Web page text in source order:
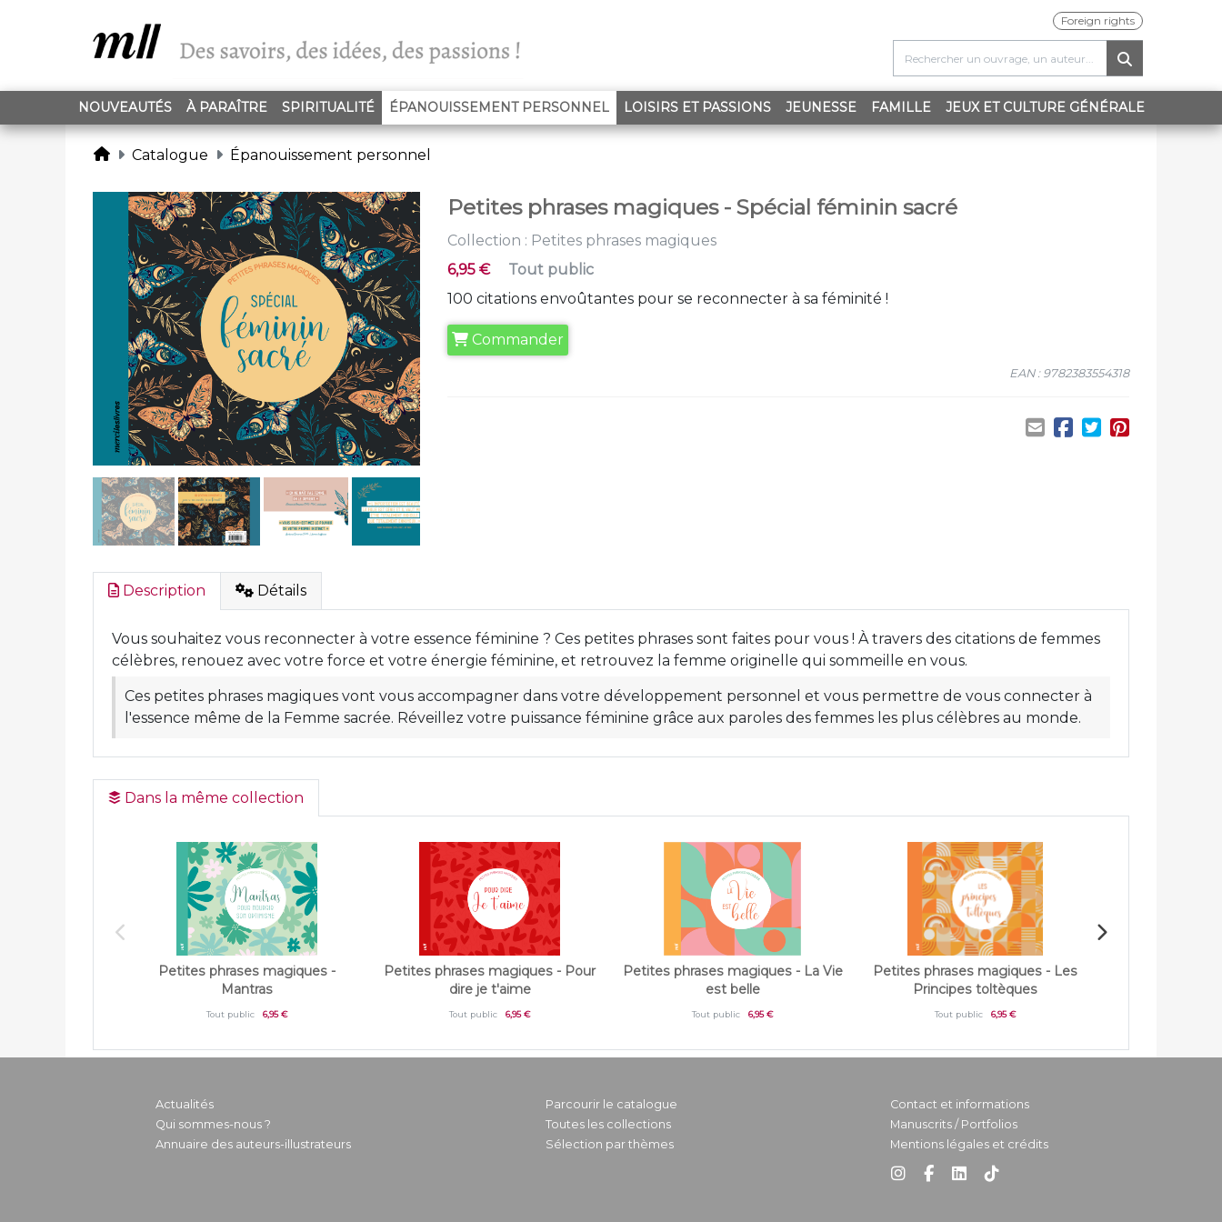
Foreign rights
NOUVEAUTÉS À PARAÎTRE SPIRITUALITÉ ÉPANOUISSEMENT PERSONNEL(CURRENT)
LOISIRS ET PASSIONS JEUNESSE FAMILLE JEUX ET CULTURE GÉNÉRALE
Catalogue Épanouissement personnel
Petites phrases magiques - Spécial féminin sacré
Collection : Petites phrases magiques
6,95 €
Tout public
100 citations envoûtantes pour se reconnecter à sa féminité !
Commander
EAN : 9782383554318
Description Détails
Vous souhaitez vous reconnecter à votre essence féminine ? Ces petites phrases sont faites pour vous ! À travers des citations de femmes
célèbres, renouez avec votre force et votre énergie féminine, et retrouvez la femme originelle qui sommeille en vous.
Ces petites phrases magiques vont vous accompagner dans votre développement personnel et vous permettre de vous connecter à
l'essence même de la Femme sacrée. Réveillez votre puissance féminine grâce aux paroles des femmes les plus célèbres au monde.
Dans la même collection
Petites phrases magiques -
Mantras
Tout public 6,95 €
Petites phrases magiques - Pour
dire je t'aime
Tout public 6,95 €
Petites phrases magiques - La Vie
est belle
Tout public 6,95 €
Petites phrases magiques - Les
Principes toltèques
Tout public 6,95 €
Actualités
Qui sommes-nous ?
Annuaire des auteurs-illustrateurs
Parcourir le catalogue
Toutes les collections
Sélection par thèmes
Contact et informations
Manuscrits / Portfolios
Mentions légales et crédits